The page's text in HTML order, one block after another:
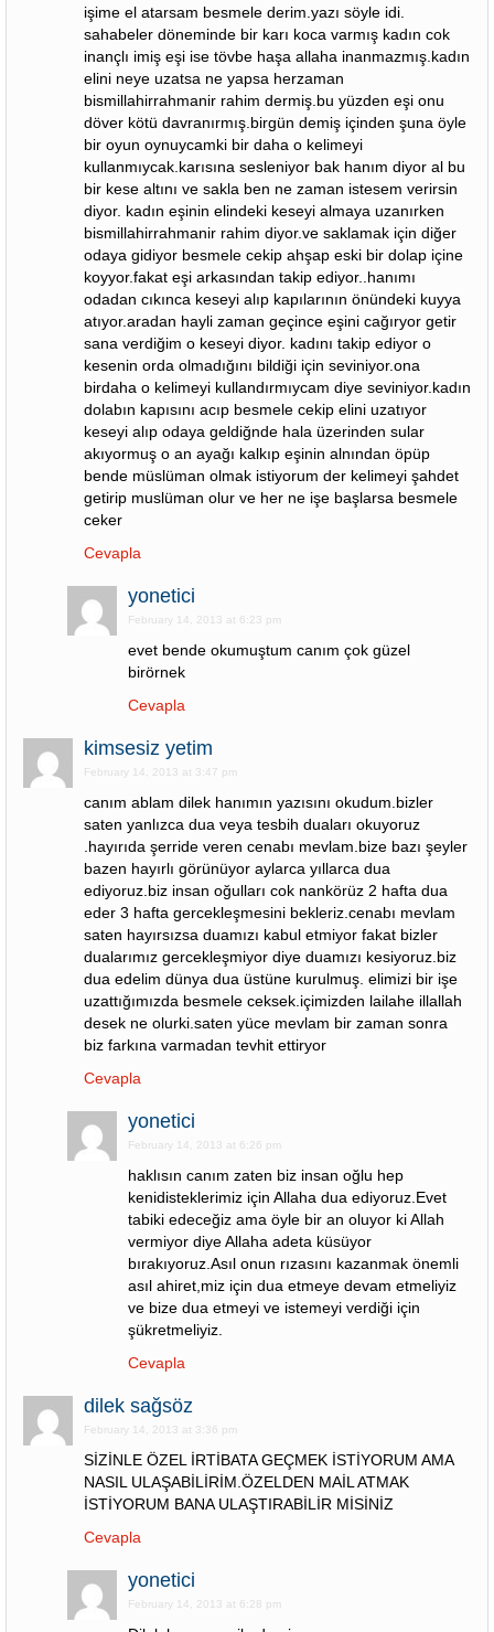
işime el atarsam besmele derim.yazı söyle idi.
sahabeler döneminde bir karı koca varmış kadın cok
inançlı imiş eşi ise tövbe haşa allaha inanmazmış.kadın
elini neye uzatsa ne yapsa herzaman
bismillahirrahmanir rahim dermiş.bu yüzden eşi onu
döver kötü davranırmış.birgün demiş içinden şuna öyle
bir oyun oynuycamki bir daha o kelimeyi
kullanmıycak.karısına sesleniyor bak hanım diyor al bu
bir kese altını ve sakla ben ne zaman istesem verirsin
diyor. kadın eşinin elindeki keseyi almaya uzanırken
bismillahirrahmanir rahim diyor.ve saklamak için diğer
odaya gidiyor besmele cekip ahşap eski bir dolap içine
koyyor.fakat eşi arkasından takip ediyor..hanımı
odadan cıkınca keseyi alıp kapılarının önündeki kuyya
atıyor.aradan hayli zaman geçince eşini cağıryor getir
sana verdiğim o keseyi diyor. kadını takip ediyor o
kesenin orda olmadığını bildiği için seviniyor.ona
birdaha o kelimeyi kullandırmıycam diye seviniyor.kadın
dolabın kapısını acıp besmele cekip elini uzatıyor
keseyi alıp odaya geldiğnde hala üzerinden sular
akıyormuş o an ayağı kalkıp eşinin alnından öpüp
bende müslüman olmak istiyorum der kelimeyi şahdet
getirip muslüman olur ve her ne işe başlarsa besmele
ceker
Cevapla
yonetici
February 14, 2013 at 6:23 pm
evet bende okumuştum canım çok güzel
birörnek
Cevapla
kimsesiz yetim
February 14, 2013 at 3:47 pm
canım ablam dilek hanımın yazısını okudum.bizler
saten yanlızca dua veya tesbih duaları okuyoruz
.hayırıda şerride veren cenabı mevlam.bize bazı şeyler
bazen hayırlı görünüyor aylarca yıllarca dua
ediyoruz.biz insan oğulları cok nankörüz 2 hafta dua
eder 3 hafta gercekleşmesini bekleriz.cenabı mevlam
saten hayırsızsa duamızı kabul etmiyor fakat bizler
dualarımız gercekleşmiyor diye duamızı kesiyoruz.biz
dua edelim dünya dua üstüne kurulmuş. elimizi bir işe
uzattığımızda besmele ceksek.içimizden lailahe illallah
desek ne olurki.saten yüce mevlam bir zaman sonra
biz farkına varmadan tevhit ettiryor
Cevapla
yonetici
February 14, 2013 at 6:26 pm
haklısın canım zaten biz insan oğlu hep
kenidisteklerimiz için Allaha dua ediyoruz.Evet
tabiki edeceğiz ama öyle bir an oluyor ki Allah
vermiyor diye Allaha adeta küsüyor
bırakıyoruz.Asıl onun rızasını kazanmak önemli
asıl ahiret,miz için dua etmeye devam etmeliyiz
ve bize dua etmeyi ve istemeyi verdiği için
şükretmeliyiz.
Cevapla
dilek sağsöz
February 14, 2013 at 3:36 pm
SİZİNLE ÖZEL İRTİBATA GEÇMEK İSTİYORUM AMA
NASIL ULAŞABİLİRİM.ÖZELDEN MAİL ATMAK
İSTİYORUM BANA ULAŞTIRABİLİR MİSİNİZ
Cevapla
yonetici
February 14, 2013 at 6:28 pm